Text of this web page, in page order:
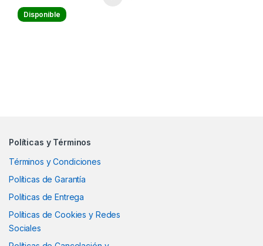
Disponible
Políticas y Términos
Términos y Condiciones
Políticas de Garantía
Políticas de Entrega
Políticas de Cookies y Redes
Sociales